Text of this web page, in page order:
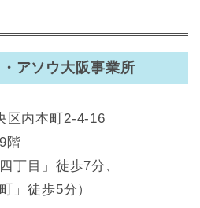
アソウ大阪事業所
区内本町2-4-16
階
丁目」徒歩7分、
」徒歩5分）